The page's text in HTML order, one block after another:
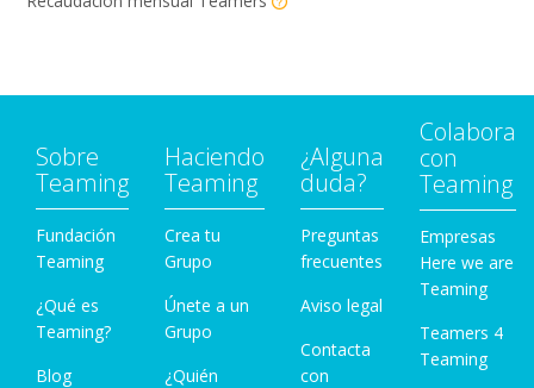
Sobre
Teaming
Fundación
Teaming
¿Qué es
Teaming?
Blog
Haciendo
Teaming
Crea tu
Grupo
Únete a un
Grupo
¿Quién
¿Alguna
duda?
Preguntas
frecuentes
Aviso legal
Contacta
con
Colabora
con
Teaming
Empresas
Here we are
Teaming
Teamers 4
Teaming